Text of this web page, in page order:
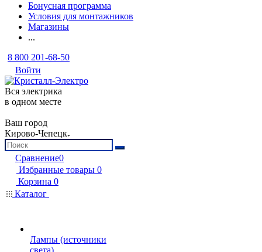
Бонусная программа
Условия для монтажников
Магазины
...
8 800 201-68-50
Войти
Вся электрика
в одном месте
Ваш город
Кирово-Чепецк
Сравнение0
Избранные товары 0
Корзина 0
Каталог
Лампы (источники
света)